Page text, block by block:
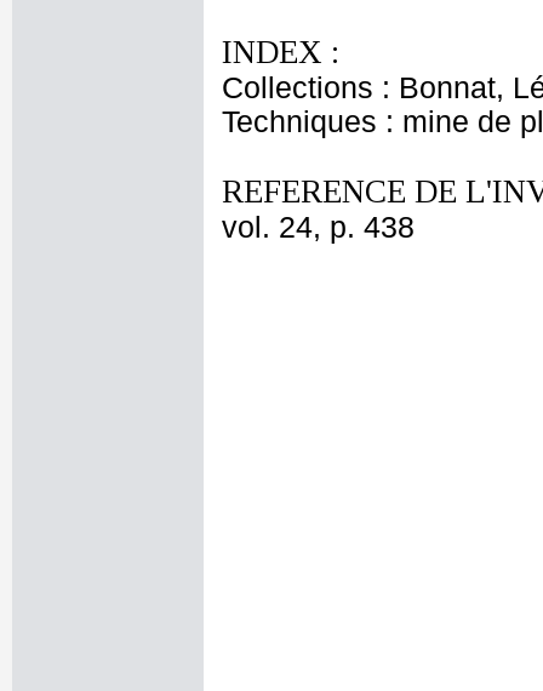
INDEX :
Collections : Bonnat,
Techniques : mine de
REFERENCE DE
vol. 24, p. 438